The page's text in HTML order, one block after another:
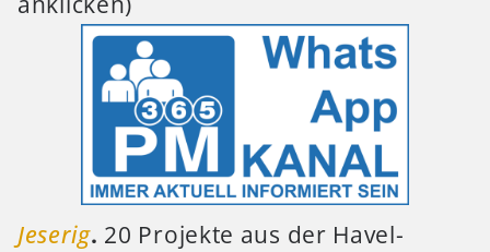
Jeserig. 20 Projekte aus der Havel-